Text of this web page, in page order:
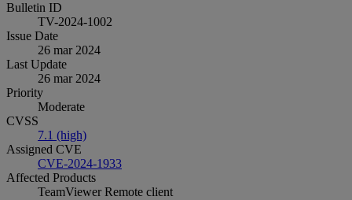
Bulletin ID
TV-2024-1002
Issue Date
26 mar 2024
Last Update
26 mar 2024
Priority
Moderate
CVSS
7.1 (high)
Assigned CVE
CVE-2024-1933
Affected Products
TeamViewer Remote client